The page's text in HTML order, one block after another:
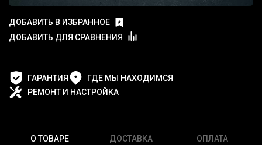
ДОБАВИТЬ В ИЗБРАННОЕ
ДОБАВИТЬ ДЛЯ СРАВНЕНИЯ
ГАРАНТИЯ
ГДЕ МЫ НАХОДИМСЯ
РЕМОНТ И НАСТРОЙКА
О ТОВАРЕ ДОСТАВКА ОПЛАТА